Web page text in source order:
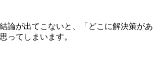
論が出てこないと、「どこに解決策があ
ってしまいます。